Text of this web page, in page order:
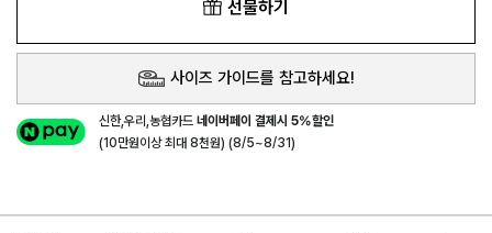
선물하기
사이즈 가이드를 참고하세요!
신한,우리,농협카드네이버페이 결제시 5%할인
(10만원이상 최대 8천원) (8/5~8/31)